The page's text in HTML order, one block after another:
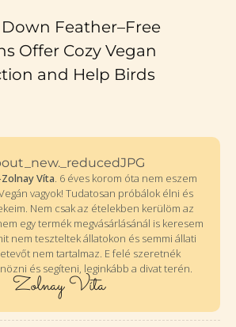
Down Feather–Free
Offer Cozy Vegan
and Help Birds
Víta. 6 éves korom óta nem eszem
vagyok! Tudatosan próbálok élni és
Nem csak az ételekben kerülöm az
egy termék megvásárlásánál is keresem
nem teszteltek állatokon és semmi állati
nem tartalmaz. E felé szeretnék
és segíteni, leginkább a divat terén.
Zolnay Víta